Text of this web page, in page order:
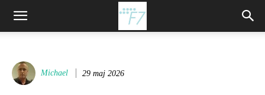
Michael 29 maj 2026